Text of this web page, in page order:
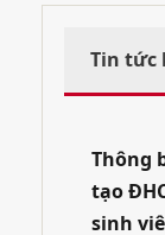
Tin tức
Thông
tạo
sinh